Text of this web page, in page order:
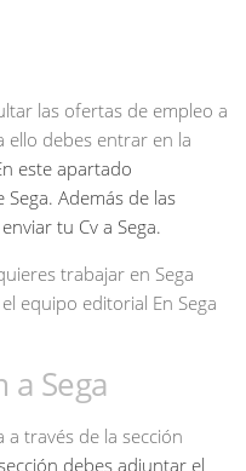
las ofertas de empleo a
ello debes entrar en la
este apartado
Además de las
tu Cv a Sega.
trabajar en Sega
equipo editorial En Sega
Sega
a través de la sección
debes adjuntar el